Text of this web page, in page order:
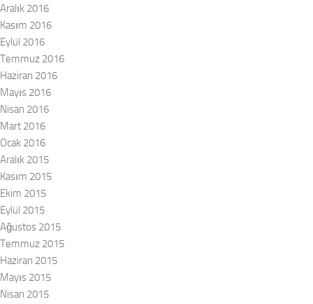
Aralık 2016
Kasım 2016
Eylül 2016
Temmuz 2016
Haziran 2016
Mayıs 2016
Nisan 2016
Mart 2016
Ocak 2016
Aralık 2015
Kasım 2015
Ekim 2015
Eylül 2015
Ağustos 2015
Temmuz 2015
Haziran 2015
Mayıs 2015
Nisan 2015